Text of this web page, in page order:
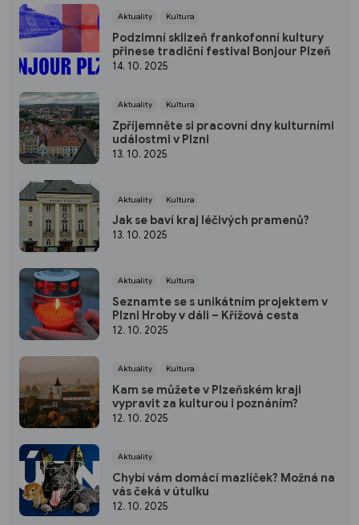
Aktuality Kultura
Podzimní sklizeň frankofonní kultury
přinese tradiční festival Bonjour Plzeň
14. 10. 2025
Aktuality Kultura
Zpříjemněte si pracovní dny kulturními
událostmi v Plzni
13. 10. 2025
Aktuality Kultura
Jak se baví kraj léčivých pramenů?
13. 10. 2025
Aktuality Kultura
Seznamte se s unikátním projektem v
Plzni Hroby v dáli – Křížová cesta
12. 10. 2025
Aktuality Kultura
Kam se můžete v Plzeňském kraji
vypravit za kulturou i poznáním?
12. 10. 2025
Aktuality
Chybí vám domácí mazlíček? Možná na
vás čeká v útulku
12. 10. 2025